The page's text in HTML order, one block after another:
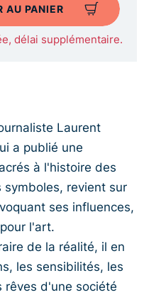
AU PANIER
délai supplémentaire.
Laurent
a publié une
à l'histoire des
revient sur
ses influences,
l'art.
de la réalité, il en
les sensibilités, les
rêves d'une société